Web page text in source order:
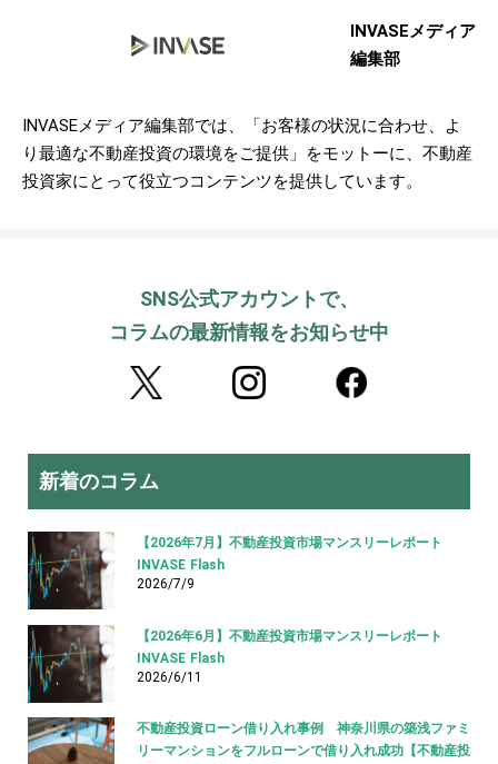
INVASEメディア
編集部
INVASEメディア編集部では、「お客様の状況に合わせ、よ
り最適な不動産投資の環境をご提供」をモットーに、不動産
投資家にとって役立つコンテンツを提供しています。
SNS公式アカウントで、
コラムの最新情報をお知らせ中
新着のコラム
【2026年7月】不動産投資市場マンスリーレポート
INVASE Flash
2026/7/9
【2026年6月】不動産投資市場マンスリーレポート
INVASE Flash
2026/6/11
不動産投資ローン借り入れ事例 神奈川県の築浅ファミ
リーマンションをフルローンで借り入れ成功【不動産投